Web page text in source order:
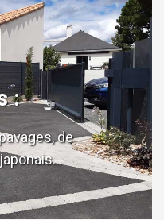
:
de